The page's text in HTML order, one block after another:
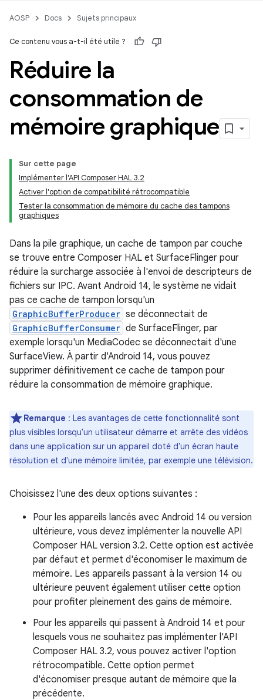
AOSP Docs Sujets principaux
Ce contenu vous a-t-il été utile ?
Réduire la
consommation de
mémoire graphique
Sur cette page
Implémenter l'API Composer HAL 3.2
Activer l'option de compatibilité rétrocompatible
Tester la consommation de mémoire du cache des tampons
graphiques
Dans la pile graphique, un cache de tampon par couche
se trouve entre Composer HAL et SurfaceFlinger pour
réduire la surcharge associée à l'envoi de descripteurs de
fichiers sur IPC. Avant Android 14, le système ne vidait
pas ce cache de tampon lorsqu'un
GraphicBufferProducer se déconnectait de
GraphicBufferConsumer de SurfaceFlinger, par
exemple lorsqu'un MediaCodec se déconnectait d'une
SurfaceView. À partir d'Android 14, vous pouvez
supprimer définitivement ce cache de tampon pour
réduire la consommation de mémoire graphique.
Remarque : Les avantages de cette fonctionnalité sont
plus visibles lorsqu'un utilisateur démarre et arrête des vidéos
dans une application sur un appareil doté d'un écran haute
résolution et d'une mémoire limitée, par exemple une télévision.
Choisissez l'une des deux options suivantes :
Pour les appareils lancés avec Android 14 ou version
ultérieure, vous devez implémenter la nouvelle API
Composer HAL version 3.2. Cette option est activée
par défaut et permet d'économiser le maximum de
mémoire. Les appareils passant à la version 14 ou
ultérieure peuvent également utiliser cette option
pour profiter pleinement des gains de mémoire.
Pour les appareils qui passent à Android 14 et pour
lesquels vous ne souhaitez pas implémenter l'API
Composer HAL 3.2, vous pouvez activer l'option
rétrocompatible. Cette option permet
d'économiser presque autant de mémoire que la
précédente.